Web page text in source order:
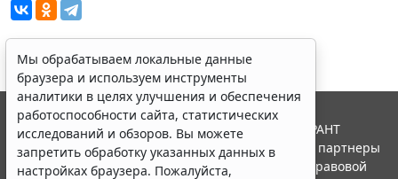
Мы обрабатываем локальные данные
браузера и используем инструменты
аналитики в целях улучшения и обеспечения
работоспособности сайта, статистических
исследований и обзоров. Вы можете
запретить обработку указанных данных в
настройках браузера. Пожалуйста,
© ООО "НПП "ГАРАНТ-СЕРВИС", 2026. Система ГАРАНТ
выпускается с 1990 года. Компания "Гарант" и ее партнеры
являются участниками Российской ассоциации правовой